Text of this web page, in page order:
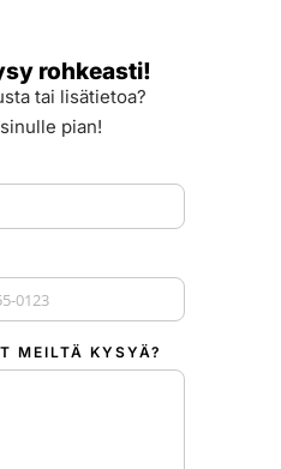
rohkeasti!
tai lisätietoa?
pian!
+1
MEILTÄ KYSYÄ?